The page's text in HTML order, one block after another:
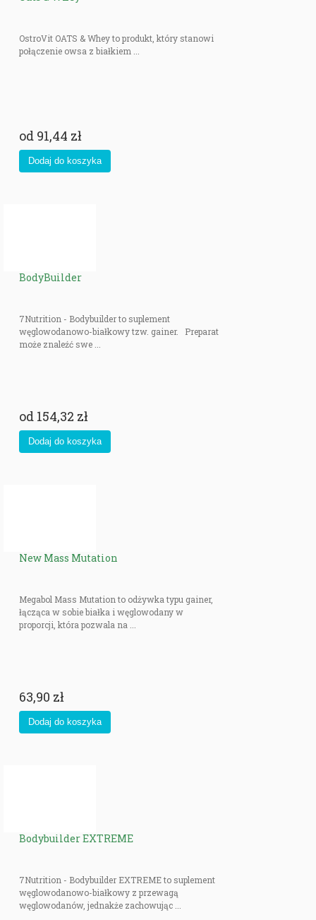
OstroVit OATS & Whey to produkt, który stanowi
połączenie owsa z białkiem ...
od 91,44 zł
BodyBuilder
7Nutrition - Bodybuilder to suplement
węglowodanowo-białkowy tzw. gainer. Preparat
może znaleźć swe ...
od 154,32 zł
New Mass Mutation
Megabol Mass Mutation to odżywka typu gainer,
łącząca w sobie białka i węglowodany w
proporcji, która pozwala na ...
63,90 zł
Bodybuilder EXTREME
7Nutrition - Bodybuilder EXTREME to suplement
węglowodanowo-białkowy z przewagą
węglowodanów, jednakże zachowując ...